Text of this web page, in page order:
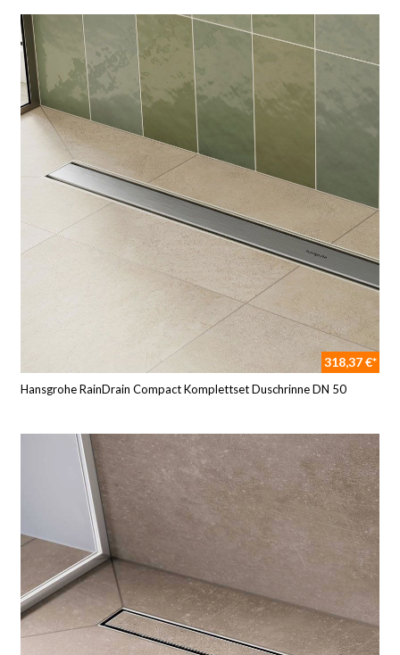
318,37 €*
Hansgrohe RainDrain Compact Komplettset Duschrinne DN 50